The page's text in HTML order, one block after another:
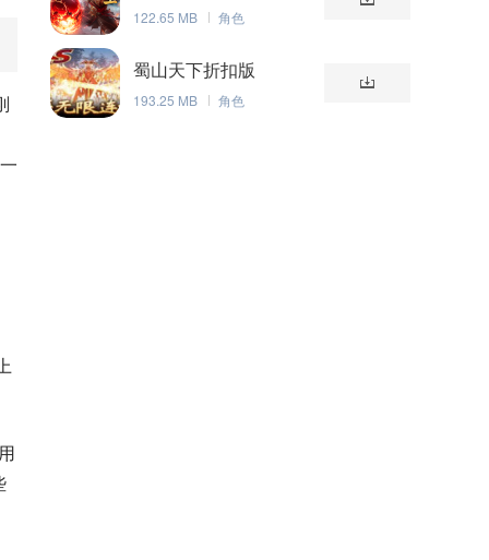
122.65 MB 角色
蜀山天下折扣版
193.25 MB 角色